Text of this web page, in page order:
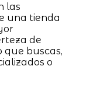
las
una tienda
de
buscas,
o